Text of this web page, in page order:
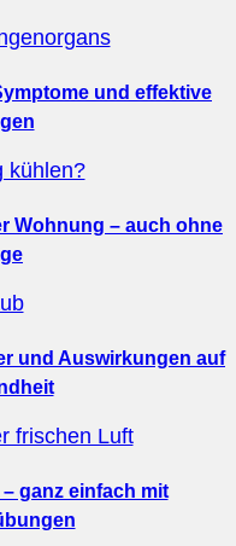
und effektive
Wohnung – auch ohne
und Auswirkungen auf
ganz einfach mit